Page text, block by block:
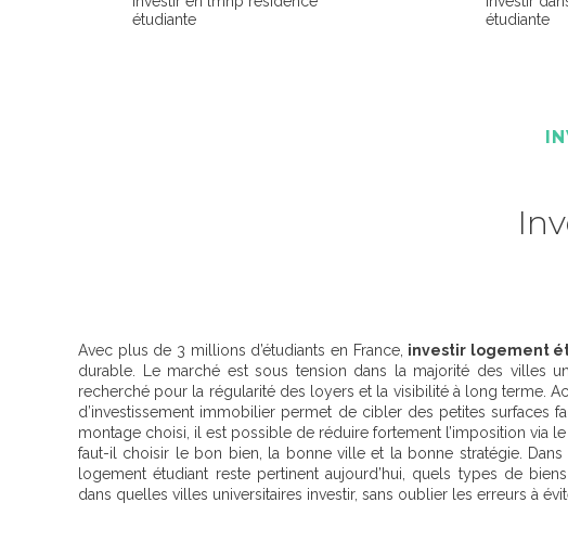
étudiante
étudiante
Avec plus de 3 millions d’étudiants en France, investir logement
durable. Le marché est sous tension dans la majorité des villes
recherché pour la régularité des loyers et la visibilité à long terme.
d’investissement immobilier permet de cibler des petites surfaces
montage choisi, il est possible de réduire fortement l’imposition via
faut-il choisir le bon bien, la bonne ville et la bonne stratégie.
logement étudiant reste pertinent aujourd’hui, quels types de
dans quelles villes universitaires investir, sans oublier les erreurs à